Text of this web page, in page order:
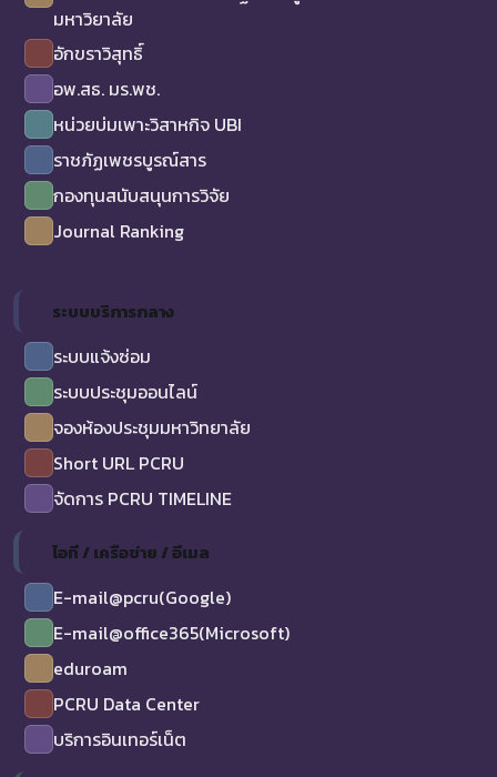
มหาวิยาลัย
อักขราวิสุทธิ์
อพ.สธ. มร.พช.
หน่วยบ่มเพาะวิสาหกิจ UBI
ราชภัฏเพชรบูรณ์สาร
กองทุนสนับสนุนการวิจัย
Journal Ranking
ระบบบริการกลาง
ระบบแจ้งซ่อม
ระบบประชุมออนไลน์
จองห้องประชุมมหาวิทยาลัย
Short URL PCRU
จัดการ PCRU TIMELINE
ไอที / เครือข่าย / อีเมล
E-mail@pcru(Google)
E-mail@office365(Microsoft)
eduroam
PCRU Data Center
บริการอินเทอร์เน็ต